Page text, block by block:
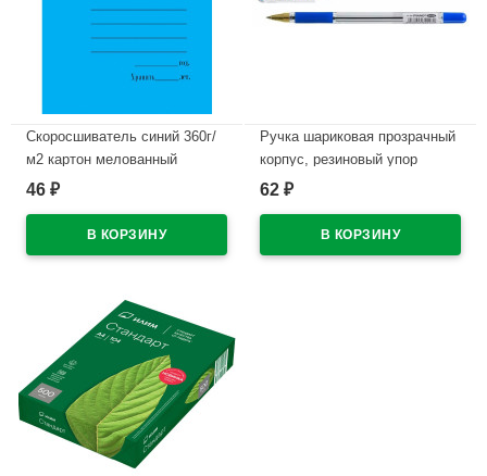
Скоросшиватель синий 360г/
м2 картон мелованный
пробитый арт.743121
46 ₽
Ручка шариковая прозрачный
корпус, резиновый упор
(PIANO) аналог МС Голд (MC
62 ₽